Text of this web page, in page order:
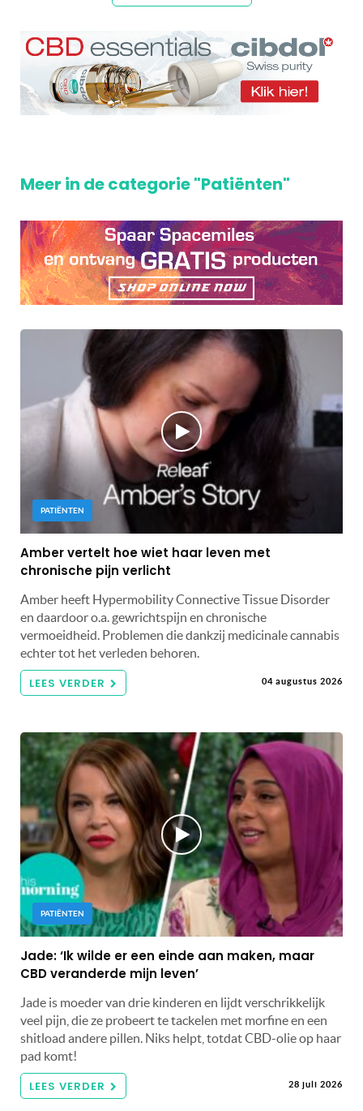
Meer in de categorie "Patiënten"
PATIËNTEN
Amber vertelt hoe wiet haar leven met
chronische pijn verlicht
Amber heeft Hypermobility Connective Tissue Disorder
en daardoor o.a. gewrichtspijn en chronische
vermoeidheid. Problemen die dankzij medicinale cannabis
echter tot het verleden behoren.
LEES VERDER 04 augustus 2026
PATIËNTEN
Jade: ‘Ik wilde er een einde aan maken, maar
CBD veranderde mijn leven’
Jade is moeder van drie kinderen en lijdt verschrikkelijk
veel pijn, die ze probeert te tackelen met morfine en een
shitload andere pillen. Niks helpt, totdat CBD-olie op haar
pad komt!
LEES VERDER 28 juli 2026